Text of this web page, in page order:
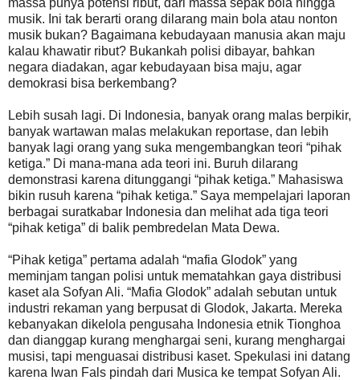
musik. Ini tak berarti orang dilarang main bola atau nonton
musik bukan? Bagaimana kebudayaan manusia akan maju
kalau khawatir ribut? Bukankah polisi dibayar, bahkan
negara diadakan, agar kebudayaan bisa maju, agar
demokrasi bisa berkembang?
Lebih susah lagi. Di Indonesia, banyak orang malas berpikir,
banyak wartawan malas melakukan reportase, dan lebih
banyak lagi orang yang suka mengembangkan teori “pihak
ketiga.” Di mana-mana ada teori ini. Buruh dilarang
demonstrasi karena ditunggangi “pihak ketiga.” Mahasiswa
bikin rusuh karena “pihak ketiga.” Saya mempelajari laporan
berbagai suratkabar Indonesia dan melihat ada tiga teori
“pihak ketiga” di balik pembredelan Mata Dewa.
“Pihak ketiga” pertama adalah “mafia Glodok” yang
meminjam tangan polisi untuk mematahkan gaya distribusi
kaset ala Sofyan Ali. “Mafia Glodok” adalah sebutan untuk
industri rekaman yang berpusat di Glodok, Jakarta. Mereka
kebanyakan dikelola pengusaha Indonesia etnik Tionghoa
dan dianggap kurang menghargai seni, kurang menghargai
musisi, tapi menguasai distribusi kaset. Spekulasi ini datang
karena Iwan Fals pindah dari Musica ke tempat Sofyan Ali.